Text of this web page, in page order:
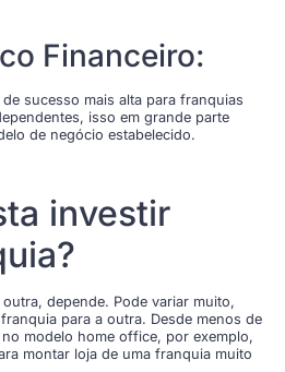
Financeiro:
sucesso mais alta para franquias
isso em grande parte
de negócio estabelecido.
investir
depende. Pode variar muito,
para a outra. Desde menos de
modelo home office, por exemplo,
montar loja de uma franquia muito